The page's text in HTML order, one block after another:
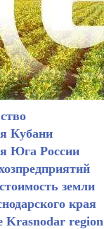
Кубани
Юга России
земли
края
Krasnodar region